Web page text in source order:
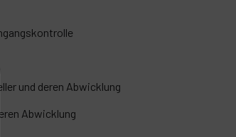
und deren Abwicklung
Abwicklung